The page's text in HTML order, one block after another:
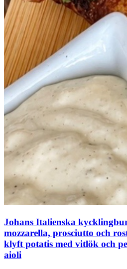
Johans Italienska
mozzarella, prosciutto och
klyft potatis med vitlök och
aioli